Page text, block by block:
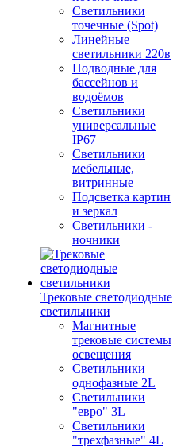
Светильники
точечные (Spot)
Линейные
светильники 220в
Подводные для
бассейнов и
водоёмов
Светильники
универсальные
IP67
Светильники
мебельные,
витринные
Подсветка картин
и зеркал
Светильники -
ночники
Трековые светодиодные
светильники
Магнитные
трековые системы
освещения
Светильники
однофазные 2L
Светильники
"евро" 3L
Светильники
"трехфазные" 4L